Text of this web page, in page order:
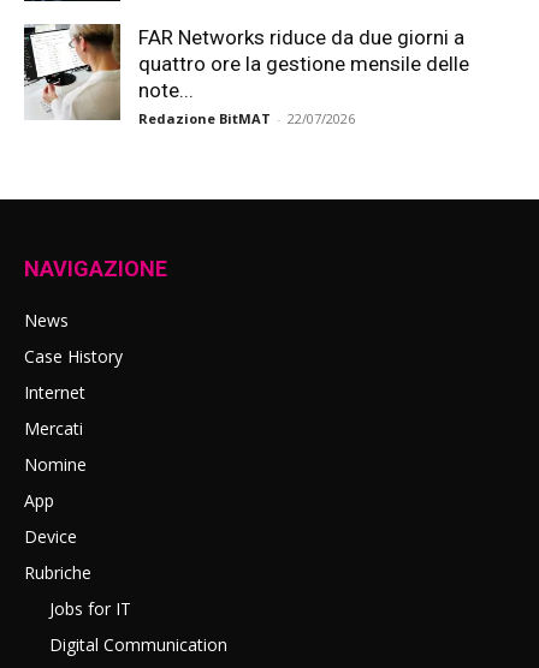
FAR Networks riduce da due giorni a
quattro ore la gestione mensile delle
note...
Redazione BitMAT - 22/07/2026
NAVIGAZIONE
News
Case History
Internet
Mercati
Nomine
App
Device
Rubriche
Jobs for IT
Digital Communication